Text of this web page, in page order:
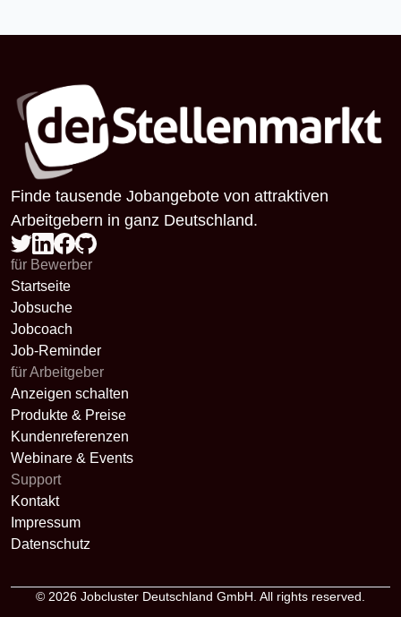
Finde tausende Jobangebote von attraktiven
Arbeitgebern in ganz Deutschland.
für Bewerber
Startseite
Jobsuche
Jobcoach
Job-Reminder
für Arbeitgeber
Anzeigen schalten
Produkte & Preise
Kundenreferenzen
Webinare & Events
Support
Kontakt
Impressum
Datenschutz
© 2026 Jobcluster Deutschland GmbH. All rights reserved.